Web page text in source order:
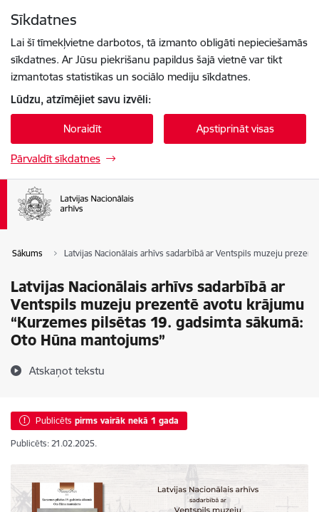
Sīkdatnes
Lai šī tīmekļvietne darbotos, tā izmanto obligāti nepieciešamās
sīkdatnes. Ar Jūsu piekrišanu papildus šajā vietnē var tikt
izmantotas statistikas un sociālo mediju sīkdatnes.
Lūdzu, atzīmējiet savu izvēli:
Noraidīt Apstiprināt visas
Pārvaldīt sīkdatnes
Sākums Latvijas Nacionālais arhīvs sadarbībā ar Ventspils muzeju
Latvijas Nacionālais arhīvs sadarbībā ar
Ventspils muzeju prezentē avotu krājumu
“Kurzemes pilsētas 19. gadsimta sākumā:
Oto Hūna mantojums”
Atskaņot tekstu
Publicēts pirms vairāk nekā 1 gada
Publicēts: 21.02.2025.